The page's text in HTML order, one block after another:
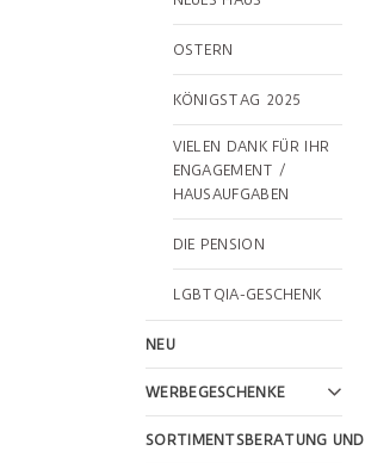
OSTERN
KÖNIGSTAG 2025
VIELEN DANK FÜR IHR
ENGAGEMENT /
HAUSAUFGABEN
DIE PENSION
LGBTQIA-GESCHENK
NEU
WERBEGESCHENKE
SORTIMENTSBERATUNG